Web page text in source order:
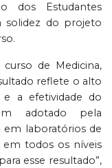
dos Estudantes
solidez do projeto
de Medicina,
reflete o alto
a efetividade do
adotado pela
em laboratórios de
em todos os níveis
esse resultado”,